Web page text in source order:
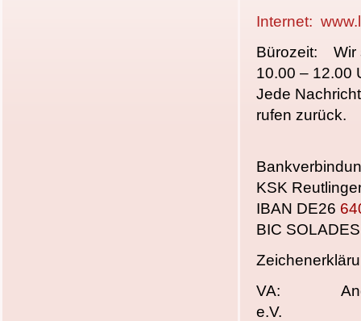
Internet:
Bürozeit: Wir
10.00 – 12.00
Jede
rufen zurück.
KSK
IBAN DE26
BIC
VA: Angebot
e.V.